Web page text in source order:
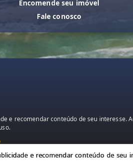
Encomende seu imóvel
Fale conosco
e recomendar conteúdo de seu interesse.
e recomendar conteúdo de seu